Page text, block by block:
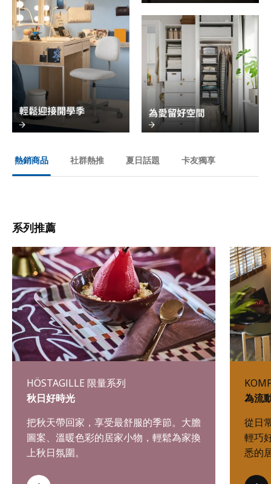
熱銷商品 社群熱推 夏日話題 卡友獨享
系列推薦
HÖSTAGILLE 限量系列
秋日好時光
把秋天帶回家，享受最舒服的季節。大膽
圖案、溫暖色彩的居家小物，輕鬆為家換
上秋日氛圍。
為流
從日
輕巧
悉的